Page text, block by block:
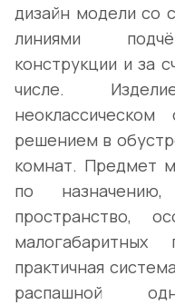
дизайн модели со
линиями
конструкции и за
числе.
решением в
комнат. Предмет
по
пространство,
практичная
распашной